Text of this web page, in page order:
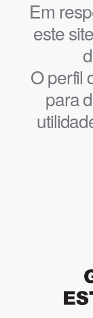
Em
este
O perfil
para